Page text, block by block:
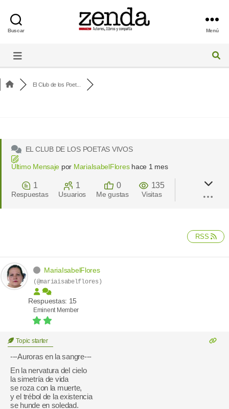
Buscar Menú
El Club de los Poet...
EL CLUB DE LOS POETAS VIVOS
Último Mensaje por MariaIsabelFloreshace 1 mes
1
Respuestas
1
Usuarios
0
Me gustas
135
Visitas
RSS
MariaIsabelFlores
(@mariaisabelflores)
Respuestas: 15
Eminent Member
Topic starter
---Auroras en la sangre---
En la nervatura del cielo
la simetría de vida
se roza con la muerte,
y el trébol de la existencia
se hunde en soledad.